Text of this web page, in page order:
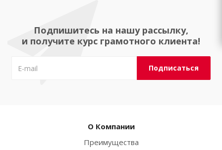
Подпишитесь на нашу рассылку,
и получите курс грамотного клиента!
О Компании
Преимущества